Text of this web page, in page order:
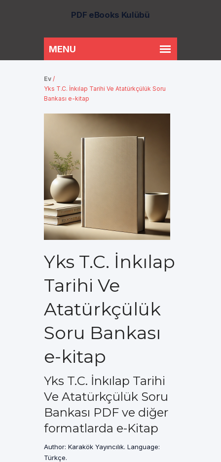
PDF eBooks Kulübü
Ev /
Yks T.C. İnkılap Tarihi Ve Atatürkçülük Soru
Bankası e-kitap
Yks T.C. İnkılap
Tarihi Ve
Atatürkçülük
Soru Bankası
e-kitap
Yks T.C. İnkılap Tarihi
Ve Atatürkçülük Soru
Bankası PDF ve diğer
formatlarda e-Kitap
Author: Karakök Yayıncılık. Language:
Türkçe.